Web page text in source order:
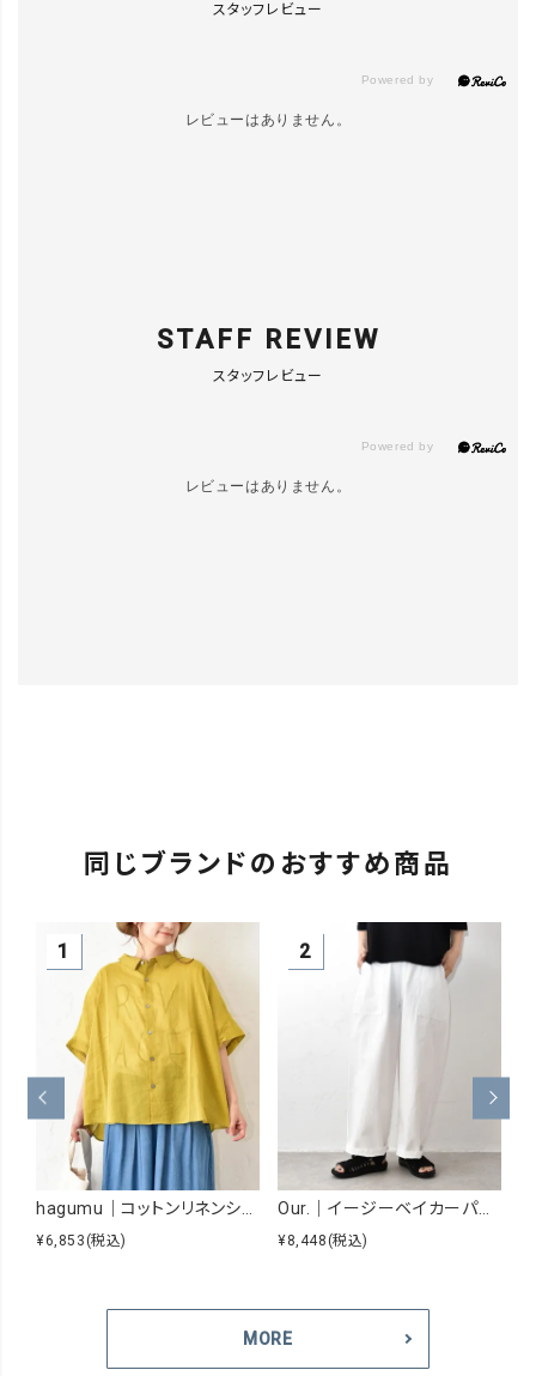
スタッフレビュー
レビューはありません。
STAFF REVIEW
スタッフレビュー
レビューはありません。
同じブランドのおすすめ商品
hagumu｜コットンリネンシアーシャツ [[hag-229]][C]
¥6,853 (税込)
Our.｜イージーベイカーパンツ [[Our-026]][C]
¥8,448 (税込)
MORE